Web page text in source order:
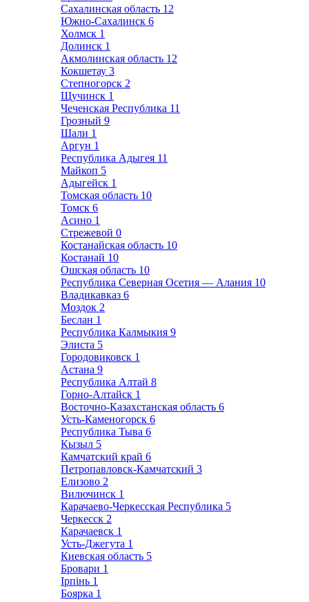
Сахалинская область 12
Южно-Сахалинск 6
Холмск 1
Долинск 1
Акмолинская область 12
Кокшетау 3
Степногорск 2
Щучинск 1
Чеченская Республика 11
Грозный 9
Шали 1
Аргун 1
Республика Адыгея 11
Майкоп 5
Адыгейск 1
Томская область 10
Томск 6
Асино 1
Стрежевой 0
Костанайская область 10
Костанай 10
Ошская область 10
Республика Северная Осетия — Алания 10
Владикавказ 6
Моздок 2
Беслан 1
Республика Калмыкия 9
Элиста 5
Городовиковск 1
Астана 9
Республика Алтай 8
Горно-Алтайск 1
Восточно-Казахстанская область 6
Усть-Каменогорск 6
Республика Тыва 6
Кызыл 5
Камчатский край 6
Петропавловск-Камчатский 3
Елизово 2
Вилючинск 1
Карачаево-Черкесская Республика 5
Черкесск 2
Карачаевск 1
Усть-Джегута 1
Киевская область 5
Бровари 1
Ірпінь 1
Боярка 1